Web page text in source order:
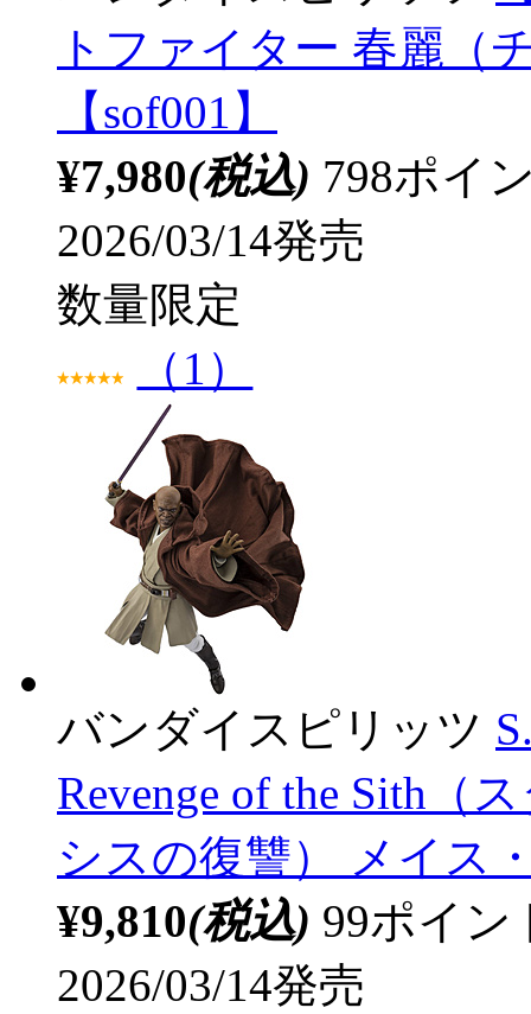
トファイター 春麗（
【sof001】
¥7,980(税込) 798ポイ
2026/03/14発売
数量限定
（1）
バンダイスピリッツ
Revenge of the Sith（
シスの復讐） メイス
¥9,810(税込) 99ポイ
2026/03/14発売